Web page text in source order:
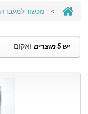
> מכשור למעבדה
ואקום יש 5 מוצרים